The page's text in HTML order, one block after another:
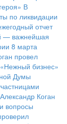
В
по ликвидации
отчет
— важнейшая
8 марта
провел
бизнес»
Думы
Александр Коган
вопросы